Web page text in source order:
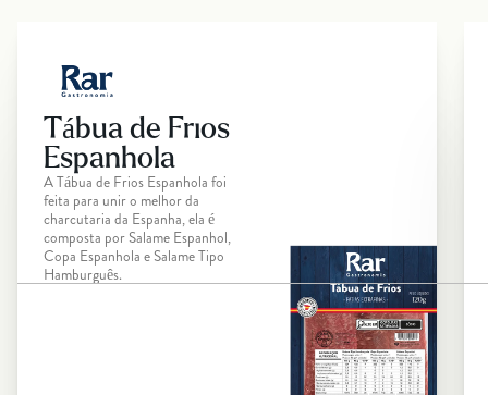
Tábua de Frios
Espanhola
A Tábua de Frios Espanhola foi
feita para unir o melhor da
charcutaria da Espanha, ela é
composta por Salame Espanhol,
Copa Espanhola e Salame Tipo
Hamburguês.